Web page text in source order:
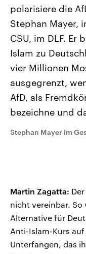
Landtagswahl
2026
Alle Informationen
Sachsen-Anhalt
September 2026
Landtag. Seit 2021
Bundesland von
Umfragen,
Wahlprogramme,
und Hintergründe zu
und Kandidaten der
Wahl.
Sendungen
polarisiere die
Stephan Mayer,
CSU, im DLF. Er
Islam zu
vier Millionen
ausgegrenzt,
AfD, als
bezeichne und
Stephan Mayer im
Martin Zagatta:
nicht vereinbar. So
Alternative für
Anti-Islam-Kurs
Unterfangen, das